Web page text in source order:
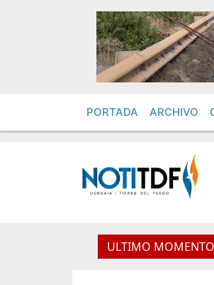
PORTADA ARCHIVO
ULTIMO MOMENTO
y mejora sus prestaciones